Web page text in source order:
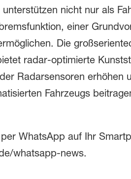
nicht nur als
einer
Die
radar-optimierte
Radarsensoren erhöhen
Fahrzeugs
WhatsApp auf Ihr
whatsapp-news.